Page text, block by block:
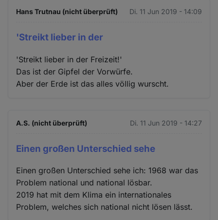
Hans Trutnau (nicht überprüft) Di. 11 Jun 2019 - 14:09
'Streikt lieber in der
'Streikt lieber in der Freizeit!'
Das ist der Gipfel der Vorwürfe.
Aber der Erde ist das alles völlig wurscht.
A.S. (nicht überprüft) Di. 11 Jun 2019 - 14:27
Einen großen Unterschied sehe
Einen großen Unterschied sehe ich: 1968 war das
Problem national und national lösbar.
2019 hat mit dem Klima ein internationales
Problem, welches sich national nicht lösen lässt.